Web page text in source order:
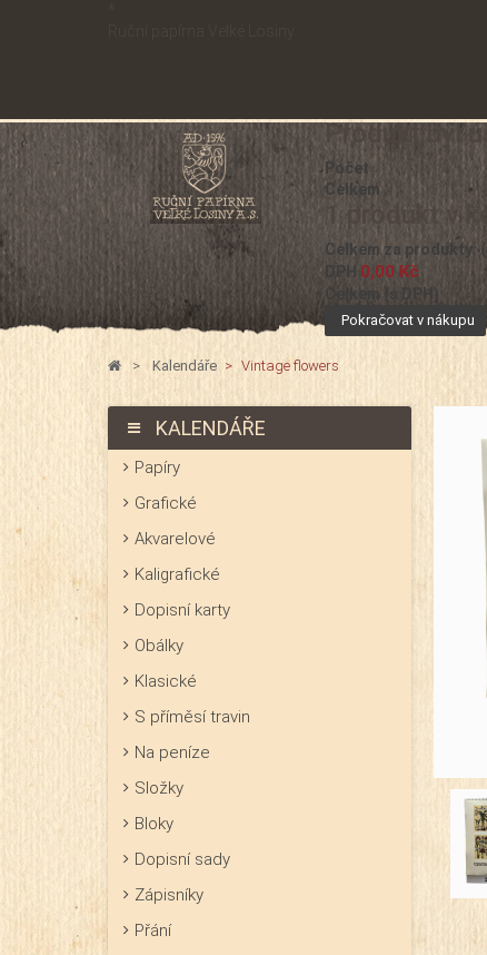
Produkt byl
Počet
Celkem
1 produkt v
Celkem za produkty:
DPH 0,00 Kč
Celkem (s DPH)
Pokračovat v nákupu
> Kalendáře > Vintage flowers
KALENDÁŘE
Papíry
Grafické
Akvarelové
Kaligrafické
Dopisní karty
Obálky
Klasické
S příměsí travin
Na peníze
Složky
Bloky
Dopisní sady
Zápisníky
Přání